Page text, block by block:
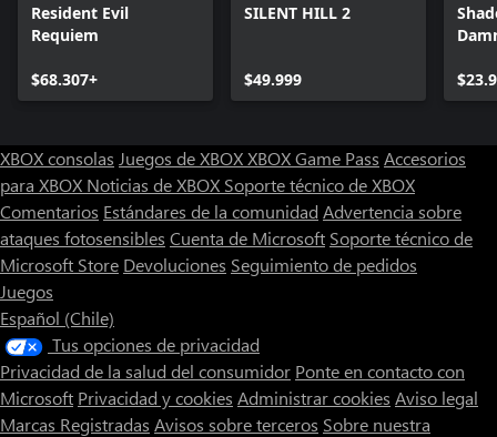
Resident Evil
Requiem
$68.307+
SILENT HILL 2
$49.999
XBOX consolas Juegos de XBOXXBOX Game Pass Accesorios
para XBOX Noticias de XBOX Soporte técnico de XBOX
Comentarios Estándares de la comunidad Advertencia sobre
ataques fotosensibles Cuenta de Microsoft Soporte técnico de
Microsoft Store Devoluciones Seguimiento de pedidos
Juegos
Español (Chile)
Tus opciones de privacidad
Privacidad de la salud del consumidor Ponte en contacto con
Microsoft Privacidad y cookies Administrar cookies Aviso legal
Marcas Registradas Avisos sobre terceros Sobre nuestra